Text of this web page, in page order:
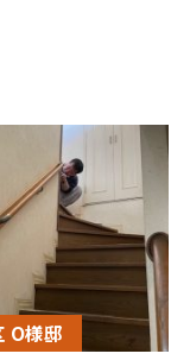
O様邸